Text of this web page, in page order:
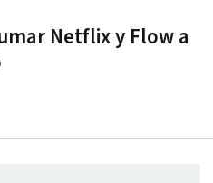
Netflix y Flow a